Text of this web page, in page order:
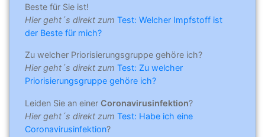
Beste für Sie ist!
Hier geht´s direkt zum Test: Welcher Impfstoff ist
der Beste für mich?
Zu welcher Priorisierungsgruppe gehöre ich?
Hier geht´s direkt zum Test: Zu welcher
Priorisierungsgruppe gehöre ich?
Leiden Sie an einer Coronavirusinfektion?
Hier geht´s direkt zum Test: Habe ich eine
Coronavirusinfektion?